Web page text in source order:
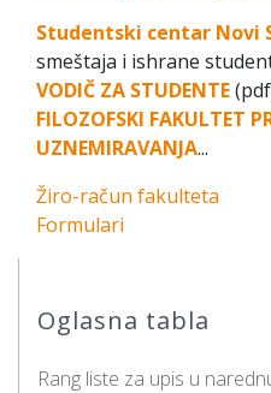
Oglasna tabla
Rang liste za upis u
Studentski centar Novi
smeštaja i ishrane
VODIČ ZA STUDENTE
FILOZOFSKI FAKULTET
UZNEMIRAVANJA...
Žiro-račun fakulteta
Formulari